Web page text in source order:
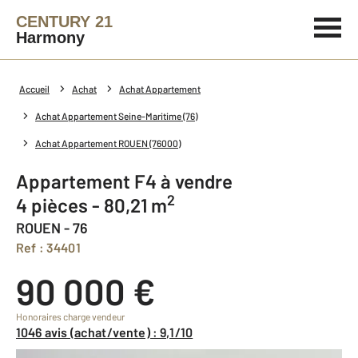
CENTURY 21
Harmony
Accueil Achat Achat Appartement
Achat Appartement Seine-Maritime (76)
Achat Appartement ROUEN (76000)
Appartement F4 à vendre
4 pièces - 80,21 m2
ROUEN - 76
Ref : 34401
90 000 €
Honoraires charge vendeur
1046 avis (achat/vente) : 9,1/10